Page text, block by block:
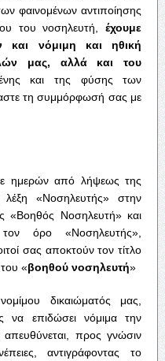
φαινομένων αντιποίησης
του νοσηλευτή,έχουμε
και νόμιμη και ηθική
μας,
αλλά και του
και της φύσης των
τη συμμόρφωσή σας με
ημερών από λήψεως της
λέξη «Νοσηλευτής» στην
«Βοηθός Νοσηλευτή» και
όρο «Νοσηλευτής»,
σας αποκτούν τον τίτλο
«βοηθού νοσηλευτή»
δικαιώματός μας,
να επιδώσει νόμιμα την
προς γνώσιν
αντιγράφοντας το